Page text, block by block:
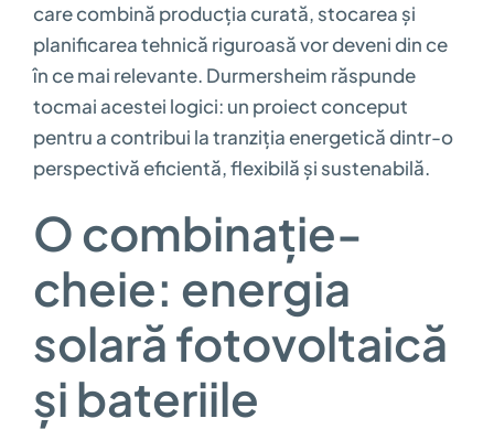
care combină producția curată, stocarea și
planificarea tehnică riguroasă vor deveni din ce
în ce mai relevante. Durmersheim răspunde
tocmai acestei logici: un proiect conceput
pentru a contribui la tranziția energetică dintr-o
perspectivă eficientă, flexibilă și sustenabilă.
O combinație-
cheie: energia
solară fotovoltaică
și bateriile